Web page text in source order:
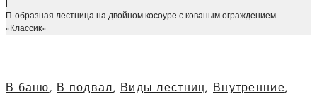
|
П-образная лестница на двойном косоуре с кованым ограждением
«Классик»
В баню,В подвал,Виды лестниц, Внутренние,